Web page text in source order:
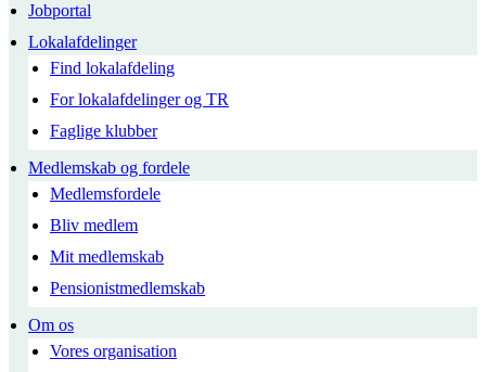
Jobportal
Lokalafdelinger
Find lokalafdeling
For lokalafdelinger og TR
Faglige klubber
Medlemskab og fordele
Medlemsfordele
Bliv medlem
Mit medlemskab
Pensionistmedlemskab
Om os
Vores organisation